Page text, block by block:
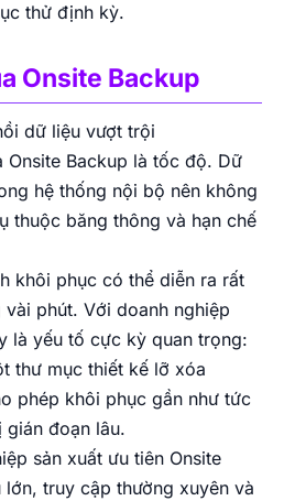
thử định kỳ.
Onsite Backup
dữ liệu vượt trội
Onsite Backup là tốc độ. Dữ
hệ thống nội bộ nên không
thuộc băng thông và hạn chế
khôi phục có thể diễn ra rất
phút. Với doanh nghiệp
là yếu tố cực kỳ quan trọng:
thư mục thiết kế lỡ xóa
phép khôi phục gần như tức
đoạn lâu.
sản xuất ưu tiên Onsite
truy cập thường xuyên và